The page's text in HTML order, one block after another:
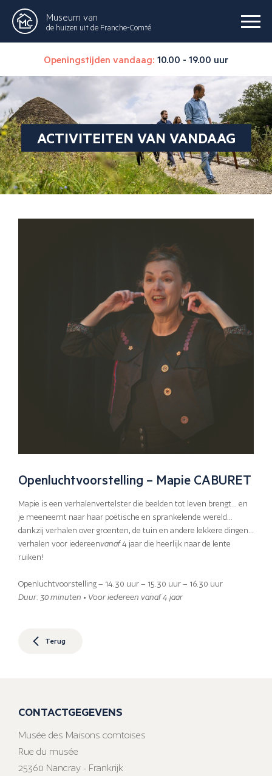
Museum van
de huizen uit de Franche-Comté
Openingstijden vandaag: 10.00 - 19.00 uur
ACTIVITEITEN VAN VANDAAG
Openluchtvoorstelling – Mapie CABURET
Mapie is een verhalenvertelster die beelden tot leven brengt… en
je meeneemt naar haar poëtische en sprankelende wereld…
dankzij verhalen over groenten, de tuin en andere lekkere dingen…
verhalen voor iedereenvanaf4 jaar die heerlijk naar de lente
ruiken!
Openluchtvoorstelling – 14.30 uur – 15.30 uur – 16.30 uur
Duur: 30 minuten • Voor iedereen vanaf 4 jaar
Terug
CONTACTGEGEVENS
Musée des Maisons comtoises
Rue du musée
25360 Nancray - Frankrijk